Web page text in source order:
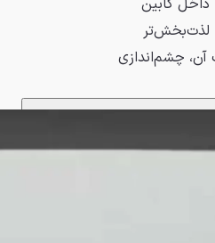
کابین
لذت‌بخش‌تر
آن، چشم‌اندازی